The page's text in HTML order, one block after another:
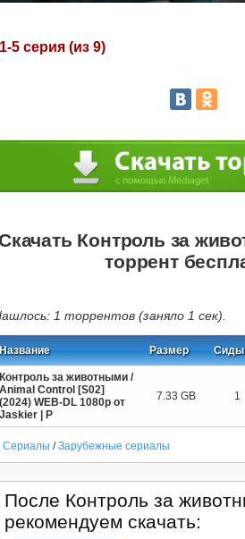
1-5 серия (из 9)
Контроль за
торрент
1 торрентов (заняло 1 сек).
Название Размер Сиды
Контроль за животными /
Animal Control [S02]
(2024) WEB-DL 1080p от
Jaskier | P
7.33 GB 1
Сериалы /Зарубежные сериалы
После Контроль за
рекомендуем скачать: